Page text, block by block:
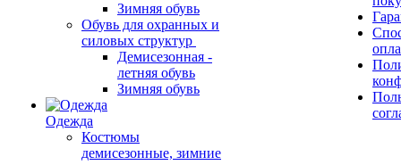
Зимняя обувь
Обувь для охранных и
силовых структур
Демисезонная -
летняя обувь
Зимняя обувь
Одежда
Костюмы
демисезонные, зимние